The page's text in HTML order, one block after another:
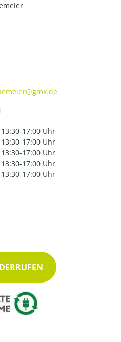
17:00 Uhr
17:00 Uhr
17:00 Uhr
17:00 Uhr
17:00 Uhr